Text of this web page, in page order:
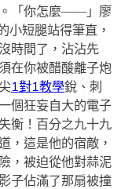
。「你怎麼——」廖
小短腿站得筆直，
時間了，沾沾先
在你被醋酸離子炮
1對1教學銳、刺
個狂妄自大的電子
衡！百分之九十九
，這是他的宿敵，
，被迫從他對蒜泥
子佔滿了那扇被撞